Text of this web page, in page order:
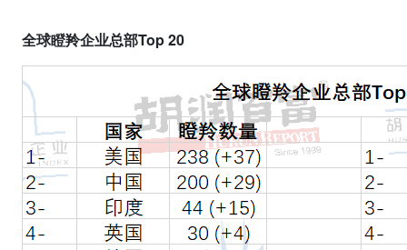
全球瞪羚企业总部Top 20